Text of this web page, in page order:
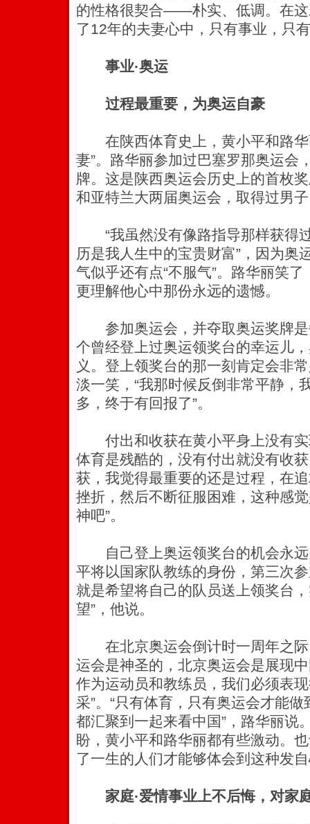
的性格很契合——朴实、低调。在
了12年的夫妻心中，只有事业，只
事业·奥运
过程最重要，为奥运自豪
在陕西体育史上，黄小平和路华
妻”。路华丽参加过巴塞罗那奥运会
牌。这是陕西奥运会历史上的首枚
和亚特兰大两届奥运会，取得过男
“我虽然没有像路指导那样获得
历是我人生中的宝贵财富”，因为奥
气似乎还有点“不服气”。路华丽笑
更理解他心中那份永远的遗憾。
参加奥运会，并夺取奥运奖牌是
个曾经登上过奥运领奖台的幸运儿
义。登上领奖台的那一刻肯定会非
淡一笑，“我那时候反倒非常平静，
多，终于有回报了”。
付出和收获在黄小平身上没有实
体育是残酷的，没有付出就没有收
获，我觉得最重要的还是过程，在
挫折，然后不断征服困难，这种感
神吧”。
自己登上奥运领奖台的机会永远
平将以国家队教练的身份，第三次
就是希望将自己的队员送上领奖台
望”，他说。
在北京奥运会倒计时一周年之际
运会是神圣的，北京奥运会是展现
作为运动员和教练员，我们必须表
采”。“只有体育，只有奥运会才能
都汇聚到一起来看中国”，路华丽说
盼，黄小平和路华丽都有些激动。
了一生的人们才能够体会到这种发
家庭·爱情事业上不后悔，对家